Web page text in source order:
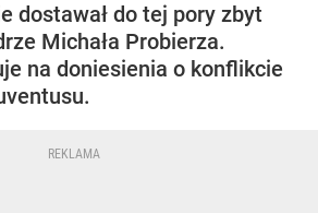
dostawał do tej pory zbyt
Michała Probierza.
na doniesienia o konflikcie